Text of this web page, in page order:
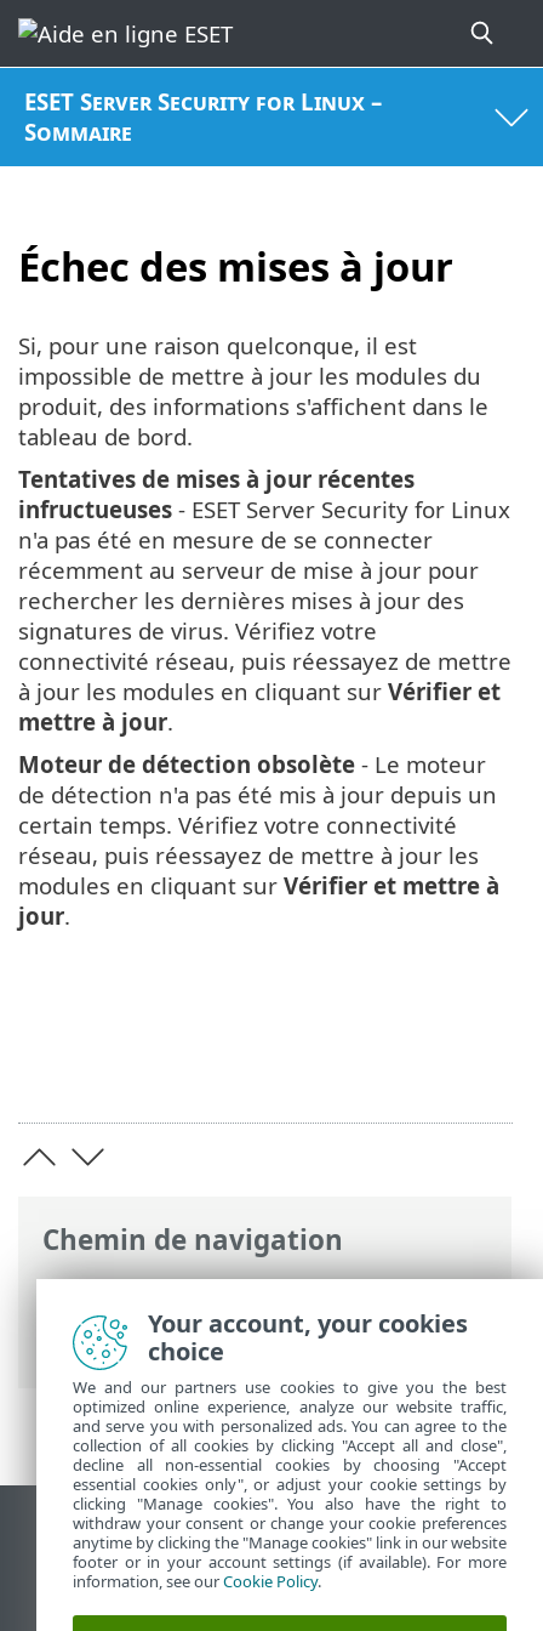
ESET Server Security for Linux –
Sommaire
Échec des mises à jour
Chemin de navigation
Aide en ligne ESET>ESET Server Security
for Linux
>Dépannage> Échec des mises
à jour
Si, pour une raison quelconque, il est
impossible de mettre à jour les modules du
produit, des informations s'affichent dans le
tableau de bord.
Tentatives de mises à jour récentes
infructueuses - ESET Server Security for Linux
n'a pas été en mesure de se connecter
récemment au serveur de mise à jour pour
rechercher les dernières mises à jour des
signatures de virus. Vérifiez votre
connectivité réseau, puis réessayez de mettre
à jour les modules en cliquant sur Vérifier et
mettre à jour.
Moteur de détection obsolète - Le moteur
de détection n'a pas été mis à jour depuis un
certain temps. Vérifiez votre connectivité
réseau, puis réessayez de mettre à jour les
modules en cliquant sur Vérifier et mettre à
jour.
Afficher le site des postes de travail
End of Life
Base de connaissances ESET
Your account, your cookies
choice
We and our partners use cookies to give you the best
optimized online experience, analyze our website traffic,
and serve you with personalized ads. You can agree to the
collection of all cookies by clicking "Accept all and close",
decline all non-essential cookies by choosing "Accept
essential cookies only", or adjust your cookie settings by
clicking "Manage cookies". You also have the right to
withdraw your consent or change your cookie preferences
anytime by clicking the "Manage cookies" link in our website
footer or in your account settings (if available). For more
information, see ourCookie Policy.